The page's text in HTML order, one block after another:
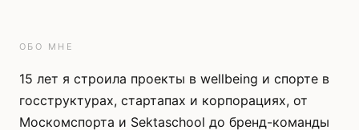
ОБО МНЕ
15 лет я строила проекты в wellbeing и спорте в
госструктурах, стартапах и корпорациях, от
Москомспорта и Sektaschool до бренд-команды